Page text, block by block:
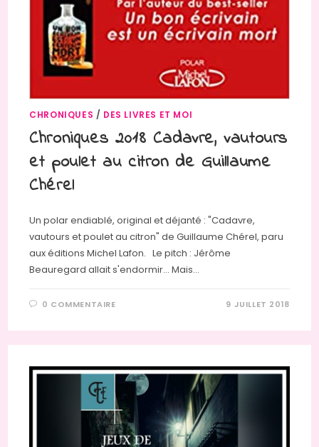
CHRONIQUES / DES LIVRES ET MOI
Chroniques 2018 Cadavre, vautours
et poulet au citron de Guillaume
Chérel
Un polar endiablé, original et déjanté : "Cadavre,
vautours et poulet au citron" de Guillaume Chérel, paru
aux éditions Michel Lafon. Le pitch : Jérôme
Beauregard allait s'endormir... Mais…
0 COMMENTAIRE 9 JUILLET 2018